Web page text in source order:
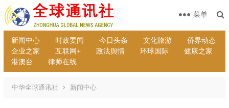
新闻中心 时政要闻 今日头条 文化旅游
侨界动态
企业之家
互联网+ 政法舆情 环球国际
健康之家
港澳台
律师在线
菜单
中华全球通讯社 新闻中心